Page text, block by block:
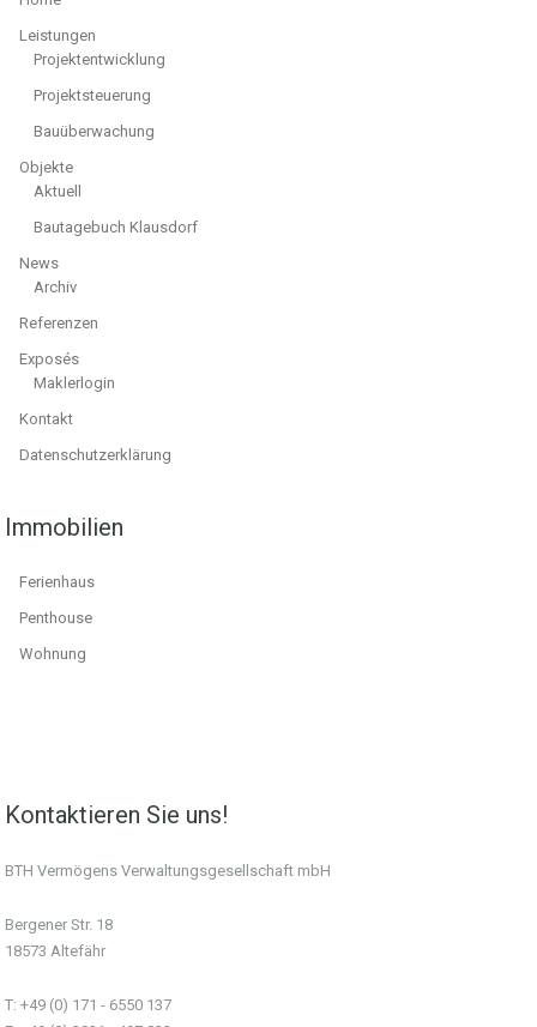
Leistungen
Projektentwicklung
Projektsteuerung
Bauüberwachung
Objekte
Aktuell
Bautagebuch Klausdorf
News
Archiv
Referenzen
Exposés
Maklerlogin
Kontakt
Datenschutzerklärung
Immobilien
Ferienhaus
Penthouse
Wohnung
Kontaktieren Sie uns!
BTH Vermögens Verwaltungsgesellschaft mbH
Bergener Str. 18
18573 Altefähr
T: +49 (0) 171 - 6550 137